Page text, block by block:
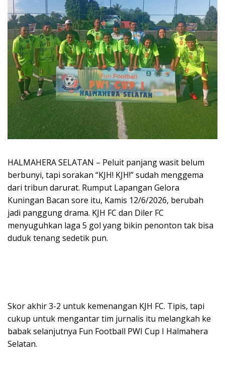
HALMAHERA SELATAN – Peluit panjang wasit belum
berbunyi, tapi sorakan “KJH! KJH!” sudah menggema
dari tribun darurat. Rumput Lapangan Gelora
Kuningan Bacan sore itu, Kamis 12/6/2026, berubah
jadi panggung drama. KJH FC dan Diler FC
menyuguhkan laga 5 gol yang bikin penonton tak bisa
duduk tenang sedetik pun.
Skor akhir 3-2 untuk kemenangan KJH FC. Tipis, tapi
cukup untuk mengantar tim jurnalis itu melangkah ke
babak selanjutnya Fun Football PWI Cup I Halmahera
Selatan.